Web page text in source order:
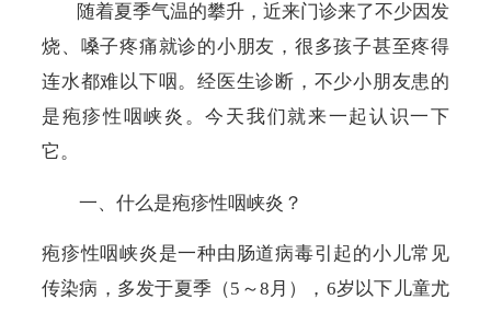
随着夏季气温的攀升，近来门诊来了不少因发
烧、嗓子疼痛就诊的小朋友，很多孩子甚至疼得
连水都难以下咽。经医生诊断，不少小朋友患的
是疱疹性咽峡炎。今天我们就来一起认识一下
它。
一、什么是疱疹性咽峡炎？
疱疹性咽峡炎是一种由肠道病毒引起的小儿常见
传染病，多发于夏季（5 ～8 月）， 6岁以下儿童尤